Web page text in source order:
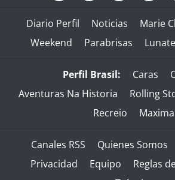
Diario Perfil Noticias Marie
Weekend
Parabrisas
Perfil Brasil: Caras
Aventuras Na Historia
Rolling
Recreio
Maxima
Canales RSS Quienes Somos
Privacidad
Equipo
Reglas